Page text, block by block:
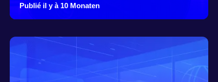
Publié il y à 10 Monaten